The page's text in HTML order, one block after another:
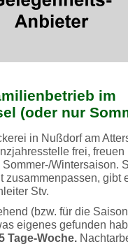
im
(oder nur
in Nußdorf am
frei,
Wintersaison.
zusammenpassen, gibt
Stv.
(bzw. für die
eigenes gefunden
Tage-Woche.